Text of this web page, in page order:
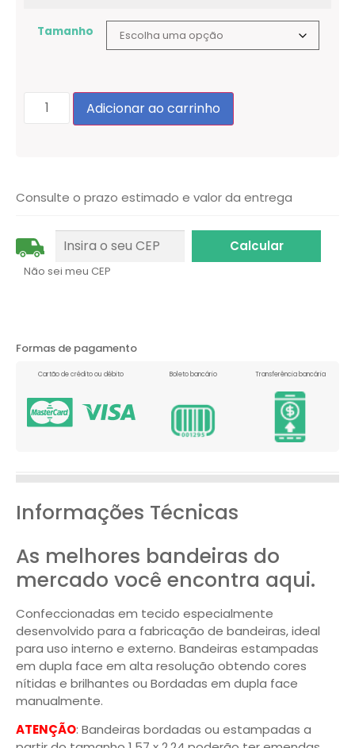
Tamanho
Adicionar ao carrinho
Consulte o prazo estimado e valor da entrega
Não sei meu CEP
Formas de pagamento
Cartão de crédito ou débito Boleto bancário Transferência bancária
Informações Técnicas
As melhores bandeiras do
mercado você encontra aqui.
Confeccionadas em tecido especialmente
desenvolvido para a fabricação de bandeiras, ideal
para uso interno e externo. Bandeiras estampadas
em dupla face em alta resolução obtendo cores
nítidas e brilhantes ou Bordadas em dupla face
manualmente.
ATENÇÃO: Bandeiras bordadas ou estampadas a